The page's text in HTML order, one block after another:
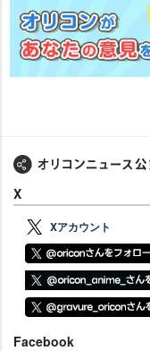
X
Xアカウント
Facebook